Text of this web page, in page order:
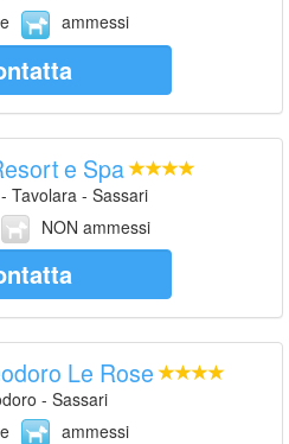
ammessi
e Spa
Tavolara - Sassari
NON ammessi
Le Rose
- Sassari
ammessi